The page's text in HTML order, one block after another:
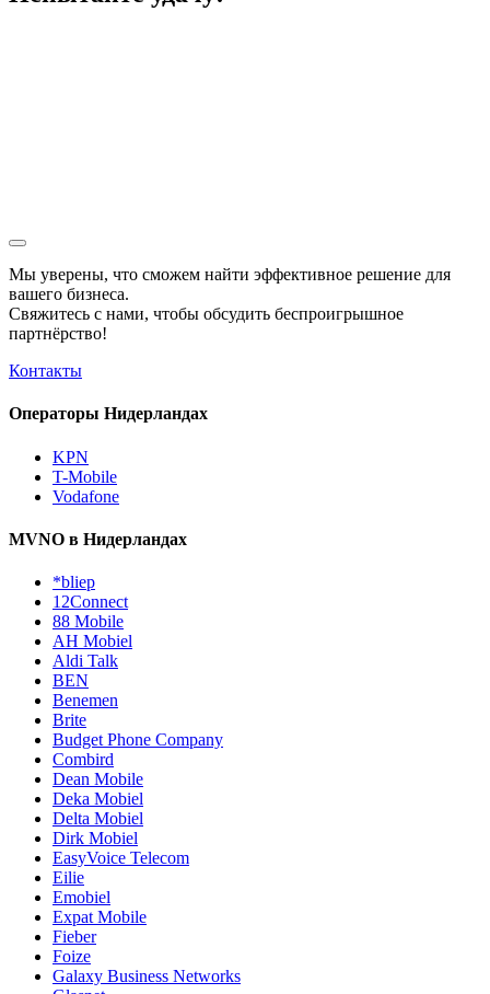
Мы уверены, что сможем найти эффективное решение для
вашего бизнеса.
Свяжитесь с нами, чтобы обсудить беспроигрышное
партнёрство!
Контакты
Операторы Нидерландах
KPN
T-Mobile
Vodafone
MVNO в Нидерландах
*bliep
12Connect
88 Mobile
AH Mobiel
Aldi Talk
BEN
Benemen
Brite
Budget Phone Company
Combird
Dean Mobile
Deka Mobiel
Delta Mobiel
Dirk Mobiel
EasyVoice Telecom
Eilie
Emobiel
Expat Mobile
Fieber
Foize
Galaxy Business Networks